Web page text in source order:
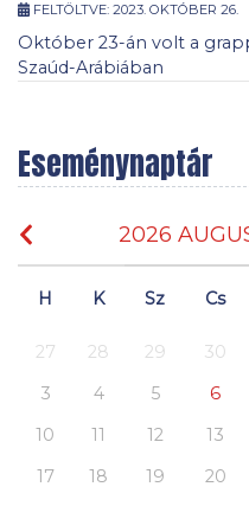
FELTÖLTVE: 2023. OKTÓBER 26.
Október 23-án volt a
Szaúd-Arábiában
Eseménynaptár
2026
H K Sz Cs
27 28 29 30
3
4 5 6
10
11 12 13
17
18 19 20